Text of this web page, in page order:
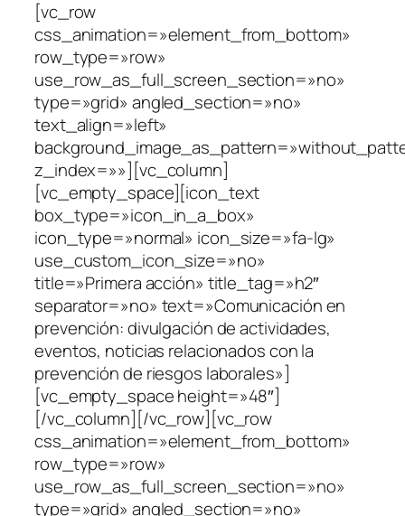
[vc_row
css_animation=»element_from_bottom»
row_type=»row»
use_row_as_full_screen_section=»no»
type=»grid» angled_section=»no»
text_align=»left»
z_index=»»][vc_column]
[vc_empty_space][icon_text
box_type=»icon_in_a_box»
icon_type=»normal» icon_size=»fa-lg»
use_custom_icon_size=»no»
title=»Primera acción» title_tag=»h2″
separator=»no» text=»Comunicación en
prevención: divulgación de actividades,
eventos, noticias relacionados con la
prevención de riesgos laborales»]
[vc_empty_space height=»48″]
[/vc_column][/vc_row][vc_row
css_animation=»element_from_bottom»
row_type=»row»
use_row_as_full_screen_section=»no»
type=»grid» angled_section=»no»